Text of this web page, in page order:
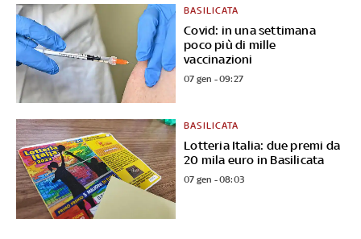
Covid: in una settimana
poco più di mille
vaccinazioni
BASILICATA
07 gen - 09:27
Lotteria Italia: due premi da
20 mila euro in Basilicata
BASILICATA
07 gen - 08:03